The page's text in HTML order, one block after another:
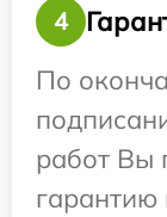
4
По
работ Вы
гарантию